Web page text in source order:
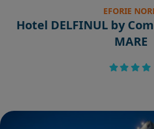
EFORIE
Hotel DELFINUL by
MARE